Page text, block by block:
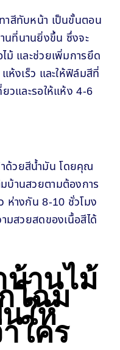
าสีทับหน้า เป็นขั้นตอน
นที่นานยิ่งขึ้น ซึ่งจะ
ม้ และช่วยเพิ่มการยึด
ห้งเร็ว และให้ฟิล์มสีที่
วและรอให้แห้ง 4-6
ด้วยสีน้ำมัน โดยคุณ
บ้านสวยตามต้องการ
ห่างกัน 8-10 ชั่วโมง
มสวยสดของเนื้อสีได้
บ้านไม้
โฉม
ให้
ใคร